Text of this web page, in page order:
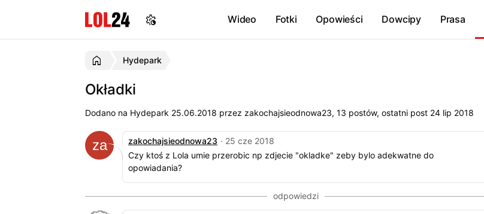
Wideo Fotki Opowieści Dowcipy Prasa
Hydepark
Okładki
Dodano na Hydepark 25.06.2018 przez zakochajsieodnowa23, 13 postów, ostatni post 24 lip 2018
zakochajsieodnowa23 · 25 cze 2018
Czy ktoś z Lola umie przerobic np zdjecie "okladke" zeby bylo adekwatne do
opowiadania?